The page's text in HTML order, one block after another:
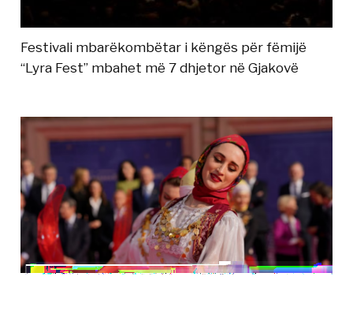
Festivali mbarëkombëtar i këngës për fëmijë
“Lyra Fest” mbahet më 7 dhjetor në Gjakovë